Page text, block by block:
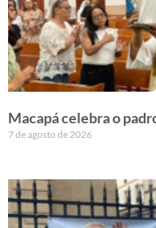
Macapá celebra o
7 de agosto de 2026